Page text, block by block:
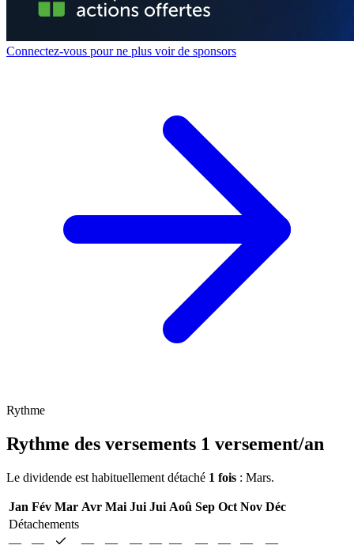
Connectez-vous pour ne plus voir de sponsors
Rythme
Rythme des versements 1 versement/an
Le dividende est habituellement détaché 1 fois : Mars.
Jan Fév Mar Avr Mai Jui Jui Aoû Sep Oct Nov Déc
Détachements
—
— — — — — — — — —
—